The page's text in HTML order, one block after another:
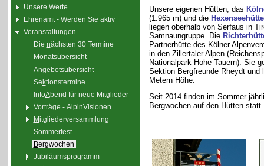
Unsere Werte
Ehrenamt - Werden Sie aktiv
Veranstaltungen
Die nächsten 30 Termine
Monatsübersicht
Angebotsübersicht
Sektionstermine
InfoAbend für neue Mitglieder
Vorträge - AlpinVisionen
Mitgliederversammlung
Sommerfest
Bergwochen
Jubiläumsprogramm
Unsere eigenen Hütten, das
(1.965 m) und die Hexenseehütte
liegen oberhalb von Serfaus in
Samnaungruppe. Die
Partnerhütte des Kölner
in den Zillertaler Alpen
Nationalpark Hohe Tauern). Sie
Sektion Bergfreunde Rheydt und
Metern Höhe.
Seit 2014 finden im Sommer
Bergwochen auf den Hütten statt.